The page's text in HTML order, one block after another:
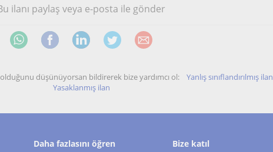
ilanı paylaş veya e-posta ile gönder
düşünüyorsan bildirerek bize yardımcı ol: Yanlış sınıflandırılmış ilan
Yasaklanmış ilan
Daha fazlasını öğren Bize katıl